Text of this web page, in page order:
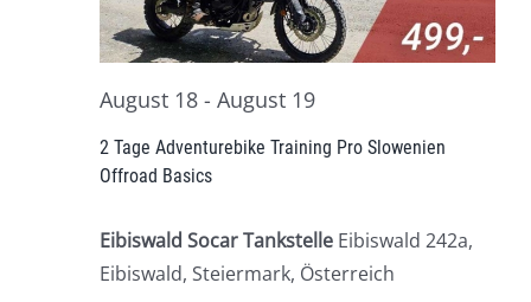
2 Tage Adventurebike Training Pro Slowenien
Offroad Basics
August 18 - August 19
Eibiswald Socar Tankstelle Eibiswald 242a,
Eibiswald, Steiermark, Österreich